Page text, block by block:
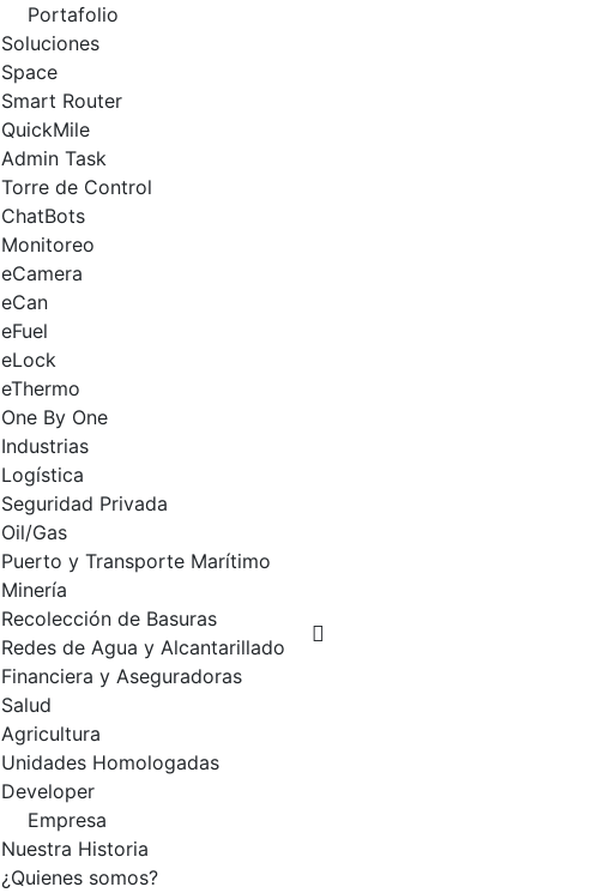
Portafolio
Soluciones
Space
Smart Router
QuickMile
Admin Task
Torre de Control
ChatBots
Monitoreo
eCamera
eCan
eFuel
eLock
eThermo
One By One
Industrias
Logística
Seguridad Privada
Oil/Gas
Puerto y Transporte Marítimo
Minería
Recolección de Basuras
Redes de Agua y Alcantarillado
Financiera y Aseguradoras
Salud
Agricultura
Unidades Homologadas
Developer
Empresa
Nuestra Historia
¿Quienes somos?